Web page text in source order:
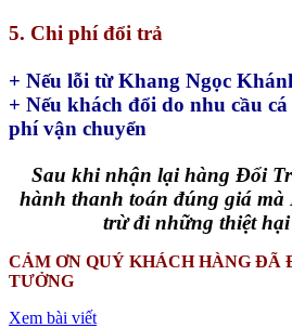
5. Chi phí đổi trả
+ Nếu lỗi từ Khang Ngọc
+ Nếu khách đổi do nhu cầu
phí vận chuyển
Sau khi nhận lại hàng Đổi
hành thanh toán đúng giá mà
trừ đi những thiệt
CẢM ƠN QUÝ KHÁCH HÀNG ĐÃ
TƯỞNG
Xem bài viết